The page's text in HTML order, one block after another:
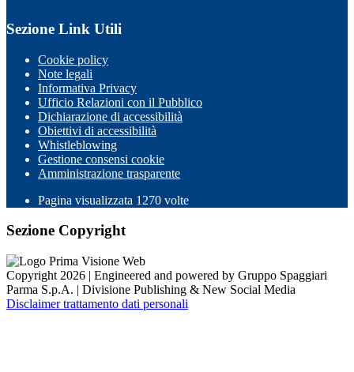
Sezione Link Utili
Cookie policy
Note legali
Informativa Privacy
Ufficio Relazioni con il Pubblico
Dichiarazione di accessibilità
Obiettivi di accessibilità
Whistleblowing
Gestione consensi cookie
Amministrazione trasparente
Pagina visualizzata 1270 volte
Sezione Copyright
Copyright 2026 | Engineered and powered by Gruppo Spaggiari
Parma S.p.A. | Divisione Publishing & New Social Media
Disclaimer trattamento dati personali